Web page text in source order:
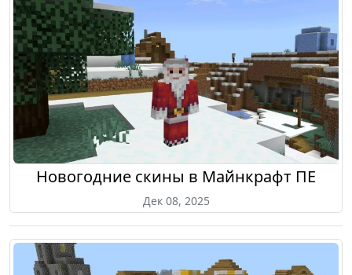
Новогодние скины в Майнкрафт ПЕ
Дек 08, 2025